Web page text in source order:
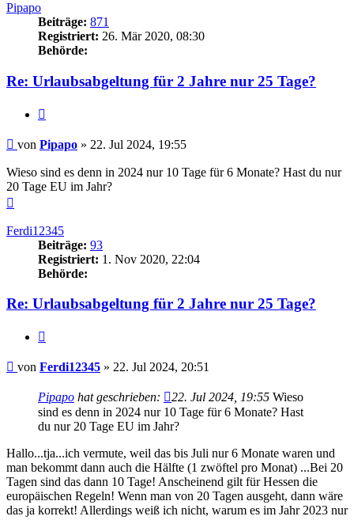
Pipapo
Beiträge: 871
Registriert: 26. Mär 2020, 08:30
Behörde:
Re: Urlaubsabgeltung für 2 Jahre nur 25 Tage?
Beitrag
von Pipapo » 22. Jul 2024, 19:55
Wieso sind es denn in 2024 nur 10 Tage für 6 Monate? Hast du nur
20 Tage EU im Jahr?
Ferdi12345
Beiträge: 93
Registriert: 1. Nov 2020, 22:04
Behörde:
Re: Urlaubsabgeltung für 2 Jahre nur 25 Tage?
Beitrag
von Ferdi12345 » 22. Jul 2024, 20:51
Pipapo hat geschrieben: 22. Jul 2024, 19:55 Wieso
sind es denn in 2024 nur 10 Tage für 6 Monate? Hast
du nur 20 Tage EU im Jahr?
Hallo...tja...ich vermute, weil das bis Juli nur 6 Monate waren und
man bekommt dann auch die Hälfte (1 zwöftel pro Monat) ...Bei 20
Tagen sind das dann 10 Tage! Anscheinend gilt für Hessen die
europäischen Regeln! Wenn man von 20 Tagen ausgeht, dann wäre
das ja korrekt! Allerdings weiß ich nicht, warum es im Jahr 2023 nur